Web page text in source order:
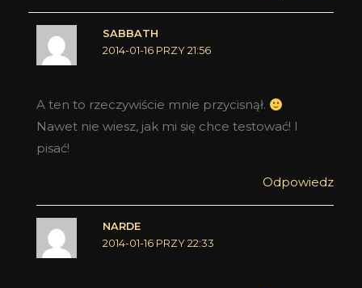
SABBATH
2014-01-16 PRZY 21:56
A ten to rzeczywiście mnie przycisnął.
Nawet nie wiesz, jak mi się chce testować! I
pisać!
Odpowiedz
NARDE
2014-01-16 PRZY 22:33